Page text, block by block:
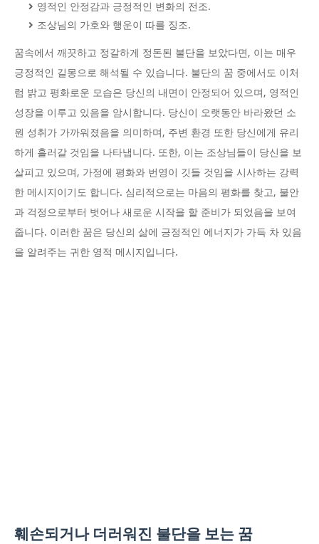
영적인 안정감과 긍정적인 변화의 전조.
조상님의 가호와 행운이 따를 징조.
꿈속에서 깨끗하고 정갈하게 정돈된 불단을 보았다면, 이는 매우
긍정적인 길몽으로 해석될 수 있습니다. 불단의 꿈 중에서도 이처
럼 밝고 평화로운 모습은 당신의 내면이 안정되어 있으며, 영적인
성장을 이루고 있음을 암시합니다. 당신이 오랫동안 바라왔던 소
원 성취가 가까워졌음을 의미하며, 주변 환경 또한 당신에게 유리
하게 흘러갈 것임을 나타냅니다. 또한, 이는 조상님들이 당신을 보
살피고 있으며, 가정에 평화와 번영이 깃들 것임을 시사하는 강력
한 메시지이기도 합니다. 심리적으로는 마음의 평화를 찾고, 불안
과 걱정으로부터 벗어나 새로운 시작을 할 준비가 되었음을 보여
줍니다. 이러한 꿈은 당신의 삶에 긍정적인 에너지가 가득 차 있음
을 알려주는 귀한 영적 메시지입니다.
훼손되거나 더러워진 불단을 보는 꿈